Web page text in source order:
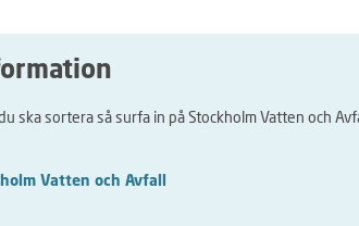
ska sortera så surfa in på Stockholm Vatten och
Vatten och Avfall